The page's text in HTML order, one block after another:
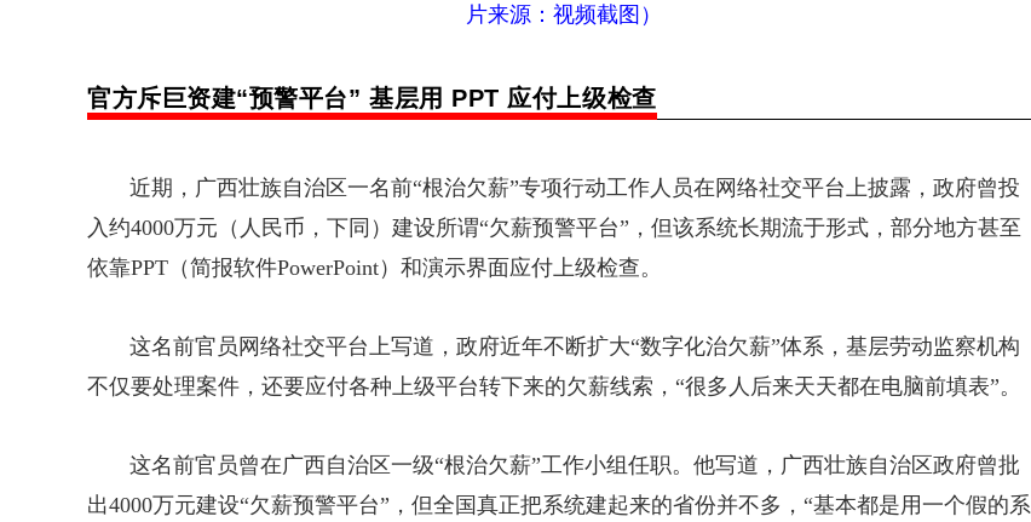
片来源：视频截图）
官方斥巨资建“预警平台” 基层用 PPT 应付上级检查
近期，广西壮族自治区一名前“根治欠薪”专项行动工作人员在网络社交平台上披露，政府曾投
入约4000万元（人民币，下同）建设所谓“欠薪预警平台”，但该系统长期流于形式，部分地方甚至
依靠PPT（简报软件PowerPoint）和演示界面应付上级检查。
这名前官员 网络社交平台上写道， 政府近年不断扩大“数字化治欠薪”体系，基层劳动监察机构
不仅要处理案件，还要应付各种上级平台转下来的欠薪线索，“很多人后来天天都在电脑前填表”。
这名前官员曾在广西自治区一级“根治欠薪”工作小组任职。他写道，广西壮族自治区政府曾批
出4000万元建设“欠薪预警平台”，但全国真正把系统建起来的省份并不多，“基本都是用一个假的系